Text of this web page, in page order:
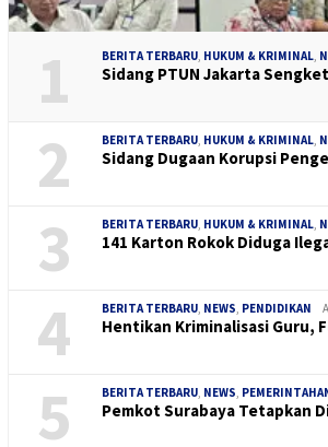
1 BERITA TERBARU, HUKUM & KRIMINAL,
Sidang PTUN Jakarta
2 BERITA TERBARU, HUKUM & KRIMINAL,
Sidang Dugaan Korupsi
3 BERITA TERBARU, HUKUM & KRIMINAL,
141 Karton Rokok Diduga
4 BERITA TERBARU, NEWS, PENDIDIKAN
Hentikan Kriminalisasi Guru,
5 BERITA TERBARU, NEWS,
Pemkot Surabaya Tetapkan